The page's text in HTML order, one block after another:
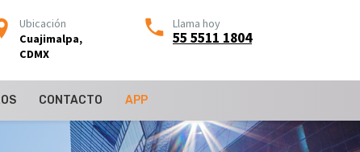
Ubicación
Cuajimalpa,
CDMX
Llama hoy
55 5511 1804
CONTACTO APP